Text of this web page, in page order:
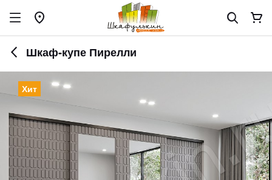
Шкаф-купе Пирелли
Хит